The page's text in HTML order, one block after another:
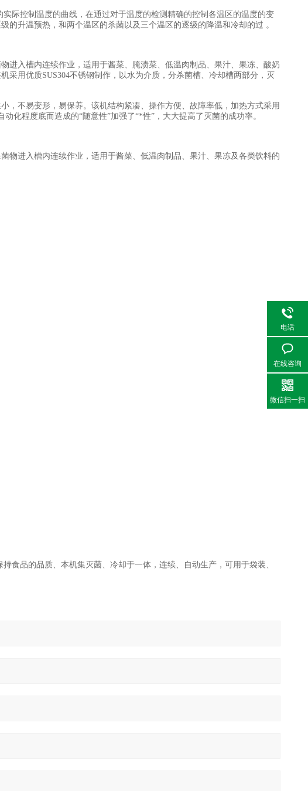
控制温度的曲线，在通过对于温度的检测精确的控制各温区的温度的变
升温预热，和两个温区的杀菌以及三个温区的逐级的降温和冷却的过 。
入槽内连续作业，适用于酱菜、腌渍菜、低温肉制品、果汁、果冻、酸奶
用优质SUS304不锈钢制作，以水为介质，分杀菌槽、冷却槽两部分，灭
不易变形，易保养。该机结构紧凑、操作方便、故障率低，加热方式采用
化程度底而造成的“随意性”加强了“*性”，大大提高了灭菌的成功率。
进入槽内连续作业，适用于酱菜、低温肉制品、果汁、果冻及各类饮料的
品的品质、本机集灭菌、冷却于一体，连续、自动生产，可用于袋装、
电话
在线咨询
微信扫一扫